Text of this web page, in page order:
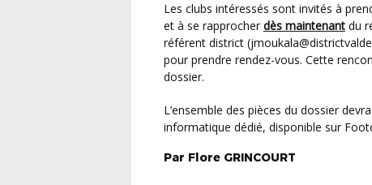
Les clubs intéressés sont invités à
et à se rapprocher dès maintenant du
référent district
pour prendre rendez-vous. Cette
dossier.
L’ensemble des pièces du dossier devra être obligatoirement être déposé par le club sur l’outil
informatique dédié, disponible sur
Par Flore GRINCOURT